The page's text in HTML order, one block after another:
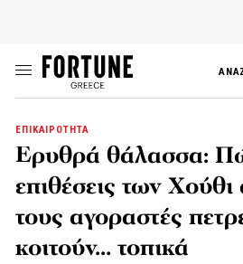
ΕΠΙΚΑΙΡΟΤΗΤΑ
Ερυθρά θάλασσα:
επιθέσεις των
τους αγοραστές
κοιτούν… τοπικά